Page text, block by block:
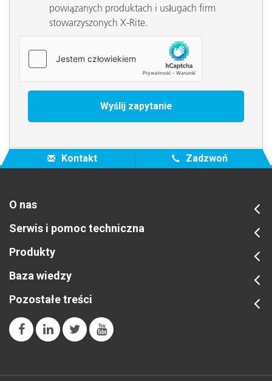
powiązanych produktach i usługach firm
stowarzyszonych X-Rite.
Kontakt Zadzwoń
O nas
Serwis i pomoc techniczna
Produkty
Baza wiedzy
Pozostałe treści